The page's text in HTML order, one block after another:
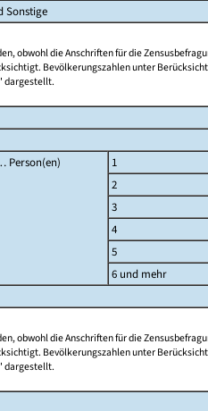
Sonstige
obwohl die Anschriften für die
Bevölkerungszahlen unter
dargestellt.
Person(en)
1
2
3
4
5
6 und mehr
obwohl die Anschriften für die
Bevölkerungszahlen unter
dargestellt.